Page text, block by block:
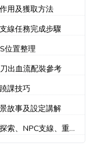
用及獲取方法
線任務完成步驟
位置整理
出血流配裝參考
課技巧
故事及設定講解
索、NPC支線、重要